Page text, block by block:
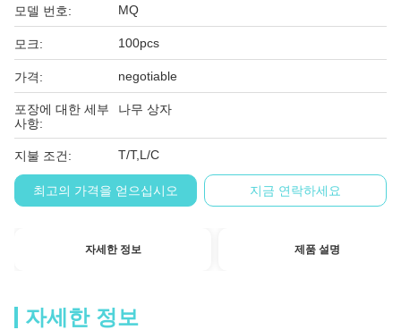
모델 번호: MQ
모크: 100pcs
가격: negotiable
포장에 대한 세부
사항:
나무 상자
지불 조건: T/T,L/C
최고의 가격을 얻으십시오 지금 연락하세요
자세한 정보 제품 설명
자세한 정보